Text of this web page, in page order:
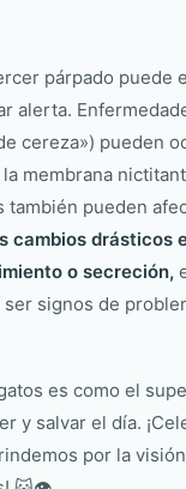
párpado puede
alerta.
cereza») pueden
membrana
pueden
cambios drásticos
o secreción,
signos de
es como el
y salvar el día.
por la